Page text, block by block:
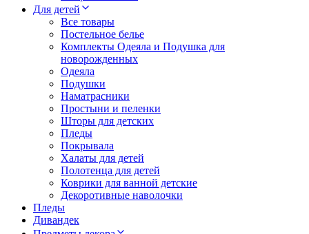
Для детей
Все товары
Постельное белье
Комплекты Одеяла и Подушка для
новорожденных
Одеяла
Подушки
Наматрасники
Простыни и пеленки
Шторы для детских
Пледы
Покрывала
Халаты для детей
Полотенца для детей
Коврики для ванной детские
Декоротивные наволочки
Пледы
Дивандек